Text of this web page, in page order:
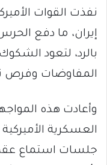
نفذت القوات
إيران، ما دفع الحرس
بالرد، لتعود
المفاوضات وفرص
وأعادت هذه
العسكرية
جلسات استماع